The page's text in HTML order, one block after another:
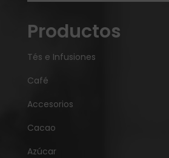
Productos
Tés e Infusiones
Café
Accesorios
Cacao
Azúcar